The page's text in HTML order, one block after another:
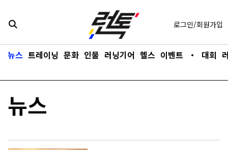
바로가기
뉴스 트레이닝 문화 인물 러닝기어 헬스 이벤트 ・ 대회
로그인/회원가입
뉴스